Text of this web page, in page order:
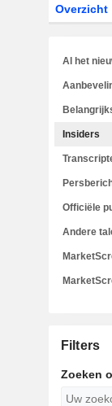
Overzicht
Al het
Insiders
Officiële
Andere
Filters
Zoeken